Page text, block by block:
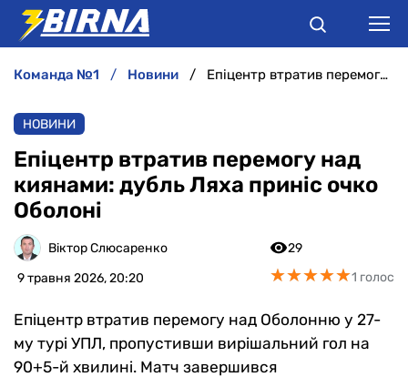
АНАЛІТИКА
ІНТЕРВ'Ю
РІЗНЕ
БУКМЕКЕРИ
команда №1 новини Епіцентр втратив перемогу над киянами: дубль Ляха приніс очко Оболоні
НОВИНИ
Епіцентр втратив перемогу над
киянами: дубль Ляха приніс очко
Оболоні
Віктор Слюсаренко
9 травня 2026, 20:20
29
★★★★★
★★★★★1 голос
Епіцентр втратив перемогу над Оболонню у 27-
му турі УПЛ, пропустивши вирішальний гол на
90+5-й хвилині. Матч завершився